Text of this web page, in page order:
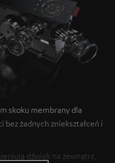
skoku membrany dla
bez żadnych zniekształceń i
dźwięk na zewnątrz,